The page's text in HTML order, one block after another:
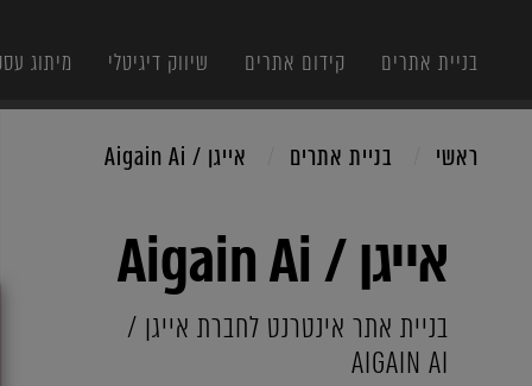
בניית אתרים קידום אתרים שיווק דיגיטלי מיתוג
ראשי בניית אתרים אייגן / Aigain Ai
אייגן / Aigain Ai
בניית אתר אינטרנט לחברת אייגן /
AIGAIN AI